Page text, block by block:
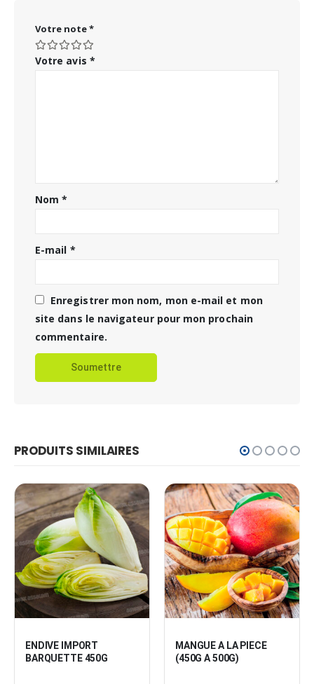
Votre note*
Votre avis *
Nom*
E-mail *
Enregistrer mon nom, mon e-mail et mon
site dans le navigateur pour mon prochain
commentaire.
PRODUITS SIMILAIRES
ENDIVE IMPORT
BARQUETTE 450G
MANGUE A LA PIECE
(450G A 500G)